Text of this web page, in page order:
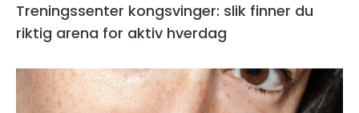
Treningssenter kongsvinger: slik finner du
riktig arena for aktiv hverdag